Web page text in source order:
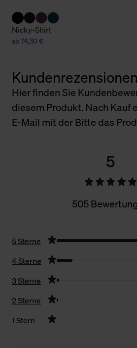
Nicky-Shirt
ab 74,30 €
Kundenrezensionen
Hier finden Sie
diesem Produkt. Nach Kauf
E-Mail mit der Bitte das
5
505
5 Sterne
4 Sterne
3 Sterne
2 Sterne
1 Stern